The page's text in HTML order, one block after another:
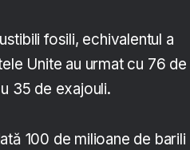
fosili, echivalentul a
Unite au urmat cu 76 de
35 de exajouli.
100 de milioane de barili